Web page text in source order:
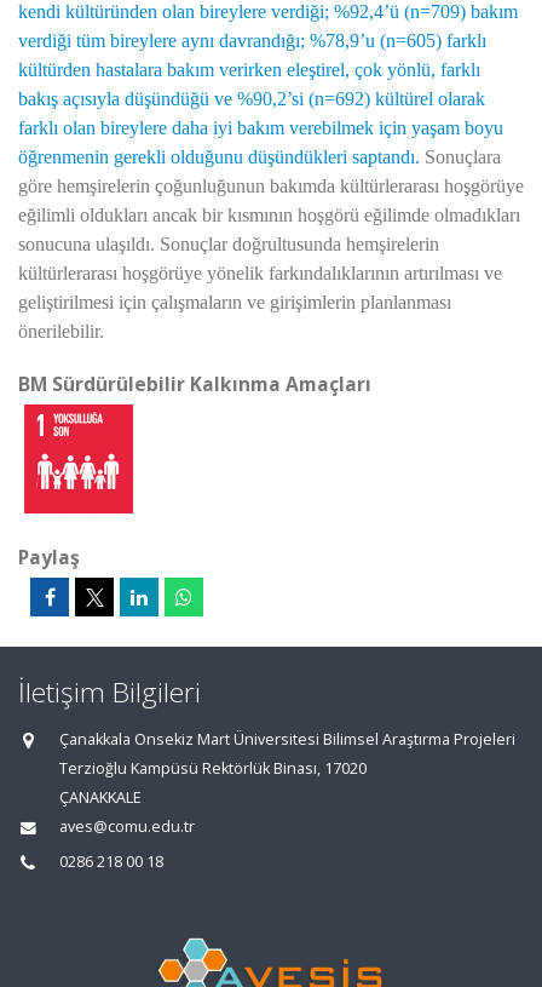
kendi kültüründen olan bireylere verdiği; %92,4’ü (n=709) bakım
verdiği tüm bireylere aynı davrandığı; %78,9’u (n=605) farklı
kültürden hastalara bakım verirken eleştirel, çok yönlü, farklı
bakış açısıyla düşündüğü ve %90,2’si (n=692) kültürel olarak
farklı olan bireylere daha iyi bakım verebilmek için yaşam boyu
öğrenmenin gerekli olduğunu düşündükleri saptandı. Sonuçlara
göre hemşirelerin çoğunluğunun bakımda kültürlerarası hoşgörüye
eğilimli oldukları ancak bir kısmının hoşgörü eğilimde olmadıkları
sonucuna ulaşıldı. Sonuçlar doğrultusunda hemşirelerin
kültürlerarası hoşgörüye yönelik farkındalıklarının artırılması ve
geliştirilmesi için çalışmaların ve girişimlerin planlanması
önerilebilir.
BM Sürdürülebilir Kalkınma Amaçları
Paylaş
İletişim Bilgileri
Çanakkala Onsekiz Mart Üniversitesi Bilimsel Araştırma Projeleri
Terzioğlu Kampüsü Rektörlük Binası, 17020
ÇANAKKALE
aves@comu.edu.tr
0286 218 00 18